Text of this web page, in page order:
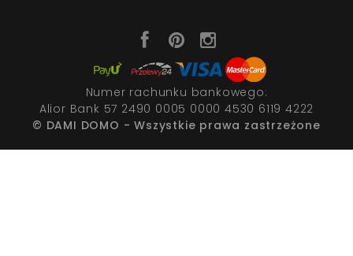
Numer rachunku bankowego:
Alior Bank 57 2490 0005 0000 4530 6119 4222
© DAMI DOMO - Wszystkie prawa zastrzeżone